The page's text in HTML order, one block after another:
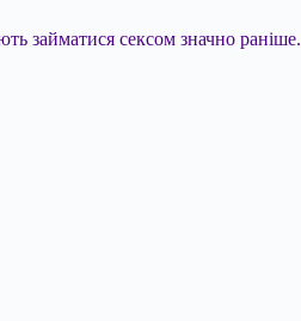
займатися сексом значно раніше.